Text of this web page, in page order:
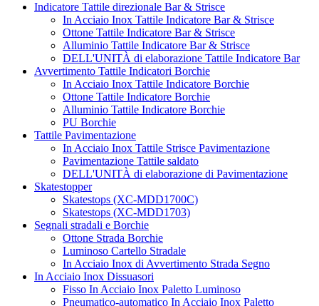
Indicatore Tattile direzionale Bar & Strisce
In Acciaio Inox Tattile Indicatore Bar & Strisce
Ottone Tattile Indicatore Bar & Strisce
Alluminio Tattile Indicatore Bar & Strisce
DELL'UNITÀ di elaborazione Tattile Indicatore Bar
Avvertimento Tattile Indicatori Borchie
In Acciaio Inox Tattile Indicatore Borchie
Ottone Tattile Indicatore Borchie
Alluminio Tattile Indicatore Borchie
PU Borchie
Tattile Pavimentazione
In Acciaio Inox Tattile Strisce Pavimentazione
Pavimentazione Tattile saldato
DELL'UNITÀ di elaborazione di Pavimentazione
Skatestopper
Skatestops (XC-MDD1700C)
Skatestops (XC-MDD1703)
Segnali stradali e Borchie
Ottone Strada Borchie
Luminoso Cartello Stradale
In Acciaio Inox di Avvertimento Strada Segno
In Acciaio Inox Dissuasori
Fisso In Acciaio Inox Paletto Luminoso
Pneumatico-automatico In Acciaio Inox Paletto